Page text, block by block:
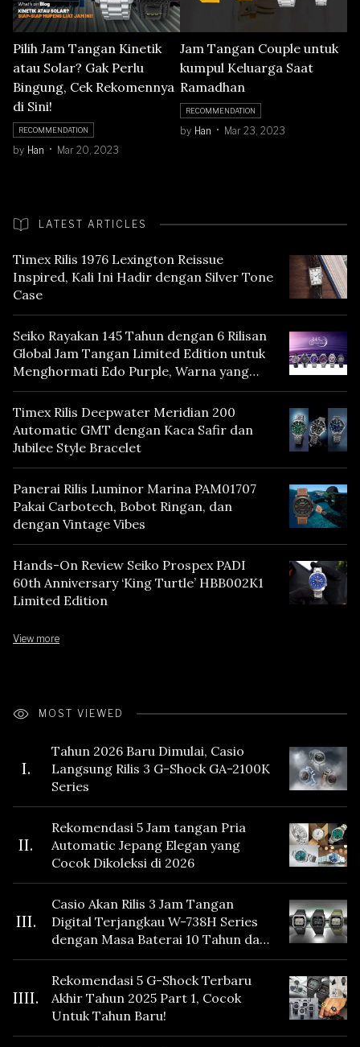
Pilih Jam Tangan Kinetik
atau Solar? Gak Perlu
Bingung, Cek Rekomennya
di Sini!
RECOMMENDATION
by Han Mar 20, 2023
Jam Tangan Couple untuk
kumpul Keluarga Saat
Ramadhan
RECOMMENDATION
by Han Mar 23, 2023
LATEST ARTICLES
Timex Rilis 1976 Lexington Reissue
Inspired, Kali Ini Hadir dengan Silver Tone
Case
Seiko Rayakan 145 Tahun dengan 6 Rilisan
Global Jam Tangan Limited Edition untuk
Menghormati Edo Purple, Warna yang
Mencerminkan Warisan Tokyo
Timex Rilis Deepwater Meridian 200
Automatic GMT dengan Kaca Safir dan
Jubilee Style Bracelet
Panerai Rilis Luminor Marina PAM01707
Pakai Carbotech, Bobot Ringan, dan
dengan Vintage Vibes
Hands-On Review Seiko Prospex PADI
60th Anniversary ‘King Turtle’ HBB002K1
Limited Edition
View more
MOST VIEWED
I.
Tahun 2026 Baru Dimulai, Casio
Langsung Rilis 3 G-Shock GA-2100K
Series
II.
Rekomendasi 5 Jam tangan Pria
Automatic Jepang Elegan yang
Cocok Dikoleksi di 2026
III.
Casio Akan Rilis 3 Jam Tangan
Digital Terjangkau W-738H Series
dengan Masa Baterai 10 Tahun dan
Fitur Vibration
IIII.
Rekomendasi 5 G-Shock Terbaru
Akhir Tahun 2025 Part 1, Cocok
Untuk Tahun Baru!